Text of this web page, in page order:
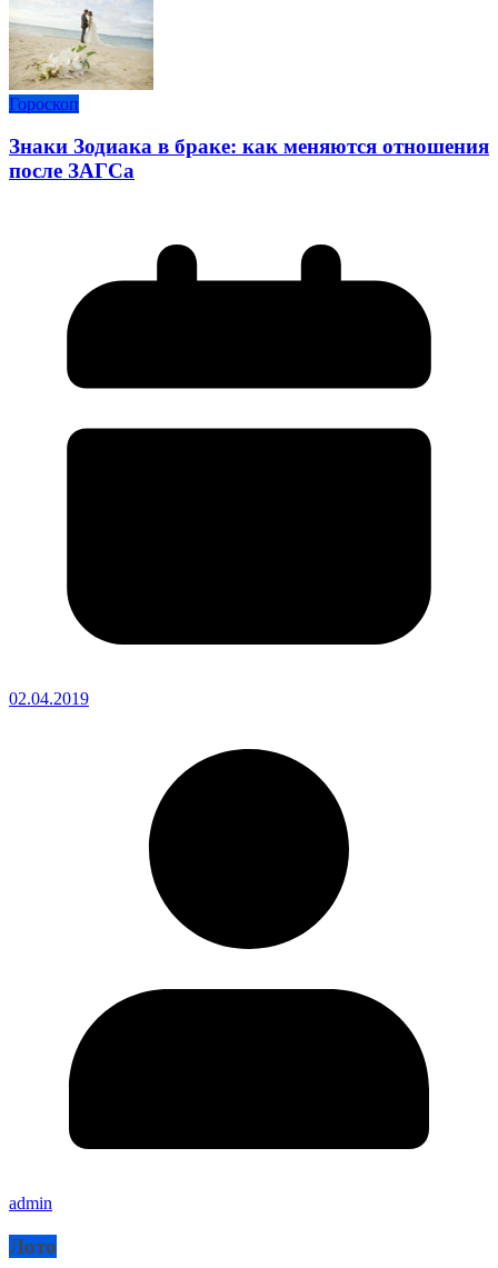
Гороскоп
Знаки Зодиака в браке: как меняются отношения
после ЗАГСа
02.04.2019
admin
Лото